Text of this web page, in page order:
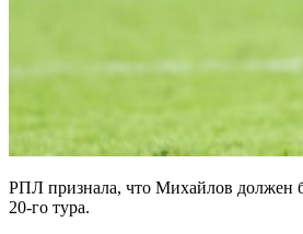
РПЛ признала, что Михайлов должен
20-го тура.